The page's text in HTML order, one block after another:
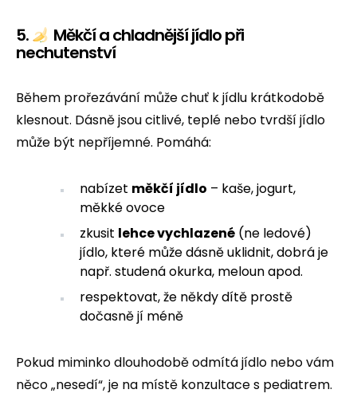
5. Měkčí a chladnější jídlo při
nechutenství
Během prořezávání může chuť k jídlu krátkodobě
klesnout. Dásně jsou citlivé, teplé nebo tvrdší jídlo
může být nepříjemné. Pomáhá:
nabízet měkčí jídlo – kaše, jogurt,
měkké ovoce
zkusit lehce vychlazené (ne ledové)
jídlo, které může dásně uklidnit, dobrá je
např. studená okurka, meloun apod.
respektovat, že někdy dítě prostě
dočasně jí méně
Pokud miminko dlouhodobě odmítá jídlo nebo vám
něco „nesedí“, je na místě konzultace s pediatrem.